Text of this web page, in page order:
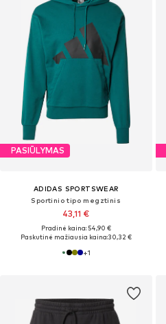
PASIŪLYMAS
ADIDAS SPORTSWEAR
Sportinio tipo megztinis
43,11 €
Pradinė kaina: 54,90 €
Paskutinė mažiausia kaina:30,32 €
+1